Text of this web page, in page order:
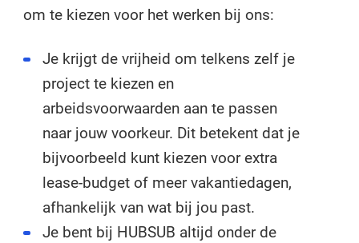
om te kiezen voor het werken bij ons:
Je krijgt de vrijheid om telkens zelf je
project te kiezen en
arbeidsvoorwaarden aan te passen
naar jouw voorkeur. Dit betekent dat je
bijvoorbeeld kunt kiezen voor extra
lease-budget of meer vakantiedagen,
afhankelijk van wat bij jou past.
Je bent bij HUBSUB altijd onder de